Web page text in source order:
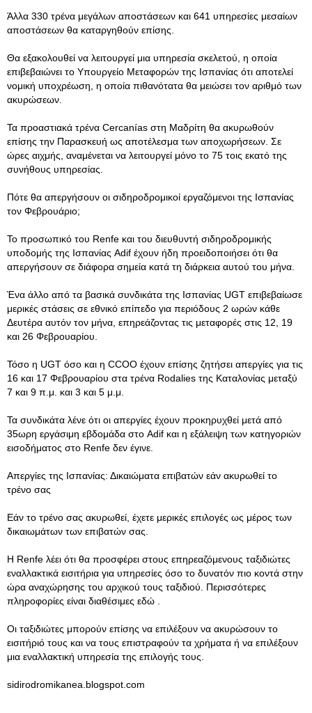
Άλλα 330 τρένα μεγάλων αποστάσεων και 641 υπηρεσίες μεσαίων
αποστάσεων θα καταργηθούν επίσης.
Θα εξακολουθεί να λειτουργεί μια υπηρεσία σκελετού, η οποία
επιβεβαιώνει το Υπουργείο Μεταφορών της Ισπανίας ότι αποτελεί
νομική υποχρέωση, η οποία πιθανότατα θα μειώσει τον αριθμό των
ακυρώσεων.
Τα προαστιακά τρένα Cercanías στη Μαδρίτη θα ακυρωθούν
επίσης την Παρασκευή ως αποτέλεσμα των αποχωρήσεων. Σε
ώρες αιχμής, αναμένεται να λειτουργεί μόνο το 75 τοις εκατό της
συνήθους υπηρεσίας.
Πότε θα απεργήσουν οι σιδηροδρομικοί εργαζόμενοι της Ισπανίας
τον Φεβρουάριο;
Το προσωπικό του Renfe και του διευθυντή σιδηροδρομικής
υποδομής της Ισπανίας Adif έχουν ήδη προειδοποιήσει ότι θα
απεργήσουν σε διάφορα σημεία κατά τη διάρκεια αυτού του μήνα.
Ένα άλλο από τα βασικά συνδικάτα της Ισπανίας UGT επιβεβαίωσε
μερικές στάσεις σε εθνικό επίπεδο για περιόδους 2 ωρών κάθε
Δευτέρα αυτόν τον μήνα, επηρεάζοντας τις μεταφορές στις 12, 19
και 26 Φεβρουαρίου.
Τόσο η UGT όσο και η CCOO έχουν επίσης ζητήσει απεργίες για τις
16 και 17 Φεβρουαρίου στα τρένα Rodalies της Καταλονίας μεταξύ
7 και 9 π.μ. και 3 και 5 μ.μ.
Τα συνδικάτα λένε ότι οι απεργίες έχουν προκηρυχθεί μετά από
35ωρη εργάσιμη εβδομάδα στο Adif και η εξάλειψη των κατηγοριών
εισοδήματος στο Renfe δεν έγινε.
Απεργίες της Ισπανίας: Δικαιώματα επιβατών εάν ακυρωθεί το
τρένο σας
Εάν το τρένο σας ακυρωθεί, έχετε μερικές επιλογές ως μέρος των
δικαιωμάτων των επιβατών σας.
Η Renfe λέει ότι θα προσφέρει στους επηρεαζόμενους ταξιδιώτες
εναλλακτικά εισιτήρια για υπηρεσίες όσο το δυνατόν πιο κοντά στην
ώρα αναχώρησης του αρχικού τους ταξιδιού. Περισσότερες
πληροφορίες είναι διαθέσιμες εδώ .
Οι ταξιδιώτες μπορούν επίσης να επιλέξουν να ακυρώσουν το
εισιτήριό τους και να τους επιστραφούν τα χρήματα ή να επιλέξουν
μια εναλλακτική υπηρεσία της επιλογής τους.
sidirodromikanea.blogspot.com